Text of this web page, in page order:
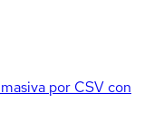
por CSV con